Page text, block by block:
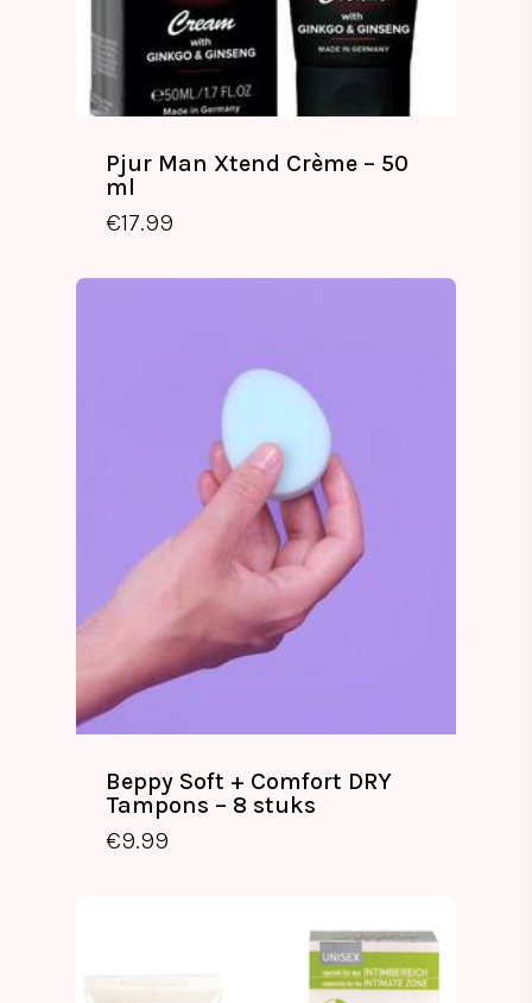
Pjur Man Xtend Crème – 50
ml
€17.99
Beppy Soft + Comfort DRY
Tampons – 8 stuks
€9.99
€9.99